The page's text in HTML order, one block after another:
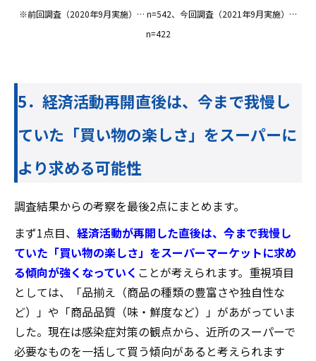
※前回調査（2020年9月実施）… n=542、今回調査（2021年9月実施）…
n=422
5．経済活動再開直後は、今まで我慢し
ていた「買い物の楽しさ」をスーパーに
より求める可能性
調査結果からの考察を最後2点にまとめます。
まず1点目、 経済活動が再開した直後は、今まで我慢し
ていた「買い物の楽しさ」をスーパーマーケットに求め
る傾向が強くなっていく ことが考えられます。重視項目
としては、「品揃え（商品の種類の豊富さや独自性な
ど）」や「商品品質（味・鮮度など）」があがっていま
した。現在は感染症対策の観点から、近所のスーパーで
必要なものを一括して買う傾向があると考えられます